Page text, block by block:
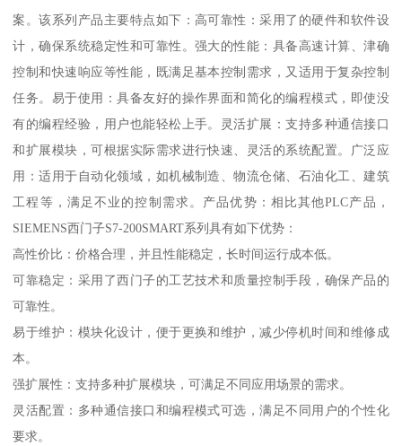
案。该系列产品主要特点如下：高可靠性：采用了的硬件和软件设
计，确保系统稳定性和可靠性。强大的性能：具备高速计算、津确
控制和快速响应等性能，既满足基本控制需求，又适用于复杂控制
任务。易于使用：具备友好的操作界面和简化的编程模式，即使没
有的编程经验，用户也能轻松上手。灵活扩展：支持多种通信接口
和扩展模块，可根据实际需求进行快速、灵活的系统配置。广泛应
用：适用于自动化领域，如机械制造、物流仓储、石油化工、建筑
工程等，满足不业的控制需求。产品优势：相比其他PLC产品，
SIEMENS西门子S7-200SMART系列具有如下优势：
高性价比：价格合理，并且性能稳定，长时间运行成本低。
可靠稳定：采用了西门子的工艺技术和质量控制手段，确保产品的
可靠性。
易于维护：模块化设计，便于更换和维护，减少停机时间和维修成
本。
强扩展性：支持多种扩展模块，可满足不同应用场景的需求。
灵活配置：多种通信接口和编程模式可选，满足不同用户的个性化
要求。